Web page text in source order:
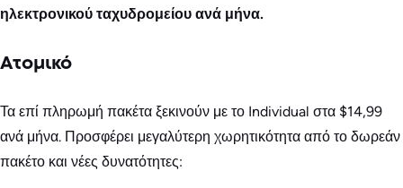
ηλεκτρονικού ταχυδρομείου ανά μήνα.
Ατομικό
Τα επί πληρωμή πακέτα ξεκινούν με το Individual στα $14,99
ανά μήνα. Προσφέρει μεγαλύτερη χωρητικότητα από το δωρεάν
πακέτο και νέες δυνατότητες: